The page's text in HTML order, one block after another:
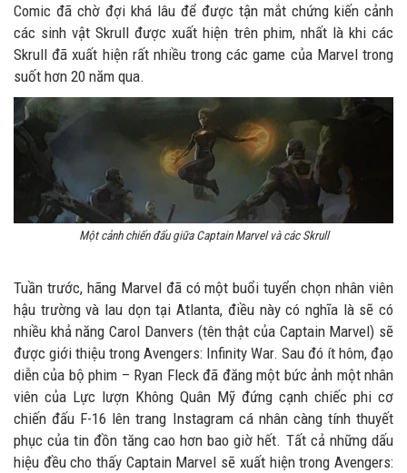
Comic đã chờ đợi khá lâu để được tận mắt chứng kiến cảnh
các sinh vật Skrull được xuất hiện trên phim, nhất là khi các
Skrull đã xuất hiện rất nhiều trong các game của Marvel trong
suốt hơn 20 năm qua.
Một cảnh chiến đấu giữa Captain Marvel và các Skrull
Tuần trước, hãng Marvel đã có một buổi tuyển chọn nhân viên
hậu trường và lau dọn tại Atlanta, điều này có nghĩa là sẽ có
nhiều khả năng Carol Danvers (tên thật của Captain Marvel) sẽ
được giới thiệu trong Avengers: Infinity War. Sau đó ít hôm, đạo
diễn của bộ phim – Ryan Fleck đã đăng một bức ảnh một nhân
viên của Lực lượn Không Quân Mỹ đứng cạnh chiếc phi cơ
chiến đấu F-16 lên trang Instagram cá nhân càng tính thuyết
phục của tin đồn tăng cao hơn bao giờ hết. Tất cả những dấu
hiệu đều cho thấy Captain Marvel sẽ xuất hiện trong Avengers: